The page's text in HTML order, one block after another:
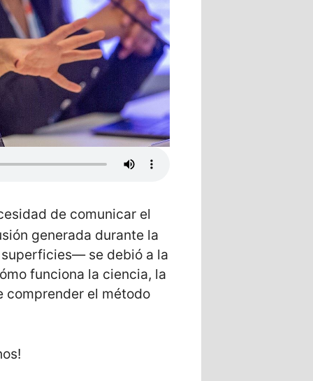
de comunicar el
generada durante la
se debió a la
funciona la ciencia, la
comprender el método